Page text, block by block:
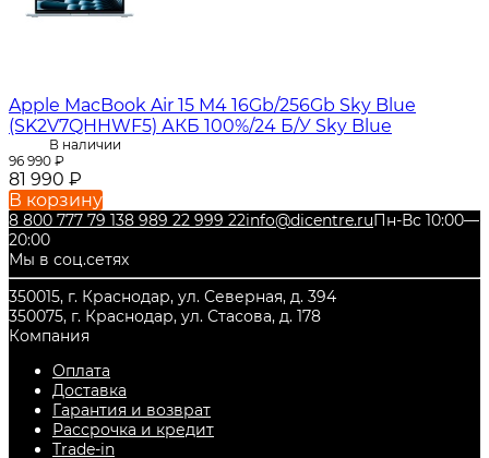
Apple MacBook Air 15 M4 16Gb/256Gb Sky Blue
(SK2V7QHHWF5) АКБ 100%/24 Б/У Sky Blue
В наличии
96 990 ₽
81 990 ₽
В корзину
8 800 777 79 138 989 22 999 22info@dicentre.ruПн-Вс 10:00—
20:00
Мы в соц.сетях
350015, г. Краснодар, ул. Северная, д. 394
350075, г. Краснодар, ул. Стасова, д. 178
Компания
Оплата
Доставка
Гарантия и возврат
Рассрочка и кредит
Trade-in